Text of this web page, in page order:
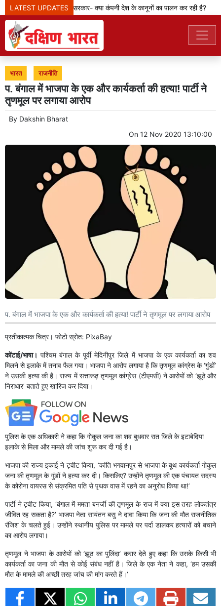
LATEST UPDATES
मेटा टीम से पूछ रही सरकार- क्या कंपनी देश के कानूनों का पालन कर रही है?
भारत राजनीति
प. बंगाल में भाजपा के एक और कार्यकर्ता की हत्या! पार्टी ने
तृणमूल पर लगाया आरोप
By Dakshin Bharat
On 12 Nov 2020 13:10:00
प. बंगाल में भाजपा के एक और कार्यकर्ता की हत्या! पार्टी ने तृणमूल पर लगाया आरोप
प्रतीकात्मक चित्र। फोटो स्रोत: PixaBay
कोंटाई/भाषा। पश्चिम बंगाल के पूर्वी मेदिनीपुर जिले में भाजपा के एक कार्यकर्ता का शव
मिलने से इलाके में तनाव फैल गया। भाजपा ने आरोप लगाया है कि तृणमूल कांग्रेस के ‘गुंडों’
ने उसकी हत्या की है। राज्य में सत्तारूढ़ तृणमूल कांग्रेस (टीएमसी) ने आरोपों को ‘झूठे और
निराधार’ बताते हुए खारिज कर दिया।
पुलिस के एक अधिकारी ने कहा कि गोकुल जना का शव बुधवार रात जिले के इटाबेदिया
इलाके से मिला और मामले की जांच शुरू कर दी गई है।
भाजपा की राज्य इकाई ने ट्वीट किया, ‘कांति भगवानपुर से भाजपा के बूथ कार्यकर्ता गोकुल
जना की तृणमूल के गुंडों ने हत्या कर दी। किसलिए? उन्होंने तृणमूल की एक पंचायत सदस्य
के कोरोना वायरस से संक्रमित पति से पृथक वास में रहने का अनुरोध किया था!’
पार्टी ने ट्वीट किया, ‘बंगाल में ममता बनर्जी की तृणमूल के राज में क्या इस तरह लोकतंत्र
जीवित रह सकता है?’ भाजपा नेता सायंतन बसु ने दावा किया कि जना की मौत राजनीतिक
रंजिश के चलते हुई। उन्होंने स्थानीय पुलिस पर मामले पर पर्दा डालकर हत्यारों को बचाने
का आरोप लगाया।
तृणमूल ने भाजपा के आरोपों को ‘झूठ का पुलिंदा’ करार देते हुए कहा कि उसके किसी भी
कार्यकर्ता का जना की मौत से कोई संबंध नहीं है। जिले के एक नेता ने कहा, ‘हम उसकी
मौत के मामले की अच्छी तरह जांच की मांग करते हैं।’